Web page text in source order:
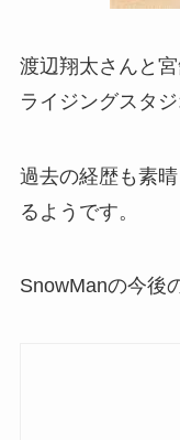
渡辺翔太さんと
ライジングスタジ
過去の経歴も素
るようです。
SnowManの今後